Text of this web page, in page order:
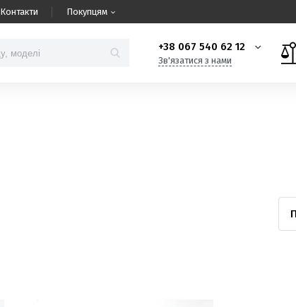
Контакти Покупцям
+38 067 540 62 12
Зв'язатися з нами